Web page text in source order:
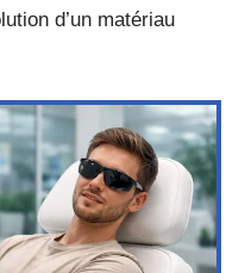
d’un matériau